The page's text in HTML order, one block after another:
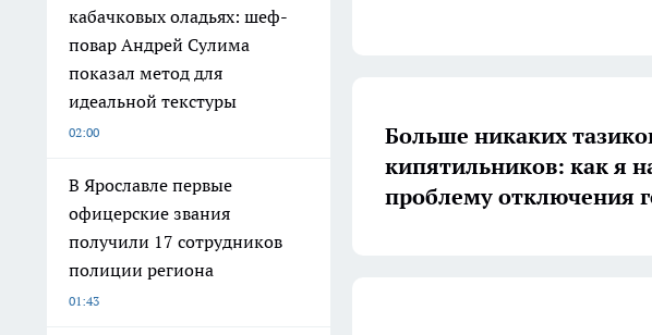
кабачковых оладьях: шеф-
повар Андрей Сулима
показал метод для
идеальной текстуры
02:00
В Ярославле первые
офицерские звания
получили 17 сотрудников
полиции региона
01:43
Больше никаких
кипятильников: как я
проблему отключения